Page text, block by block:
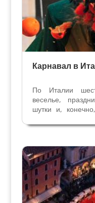
Карнавал в
По Италии
веселье,
шутки и,
Италии?
античный Рим.